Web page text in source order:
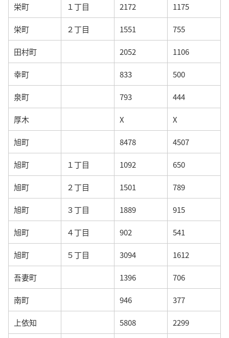
栄町 １丁目 2172 1175
栄町 ２丁目 1551 755
田村町 2052 1106
幸町 833 500
泉町 793 444
厚木 X X
旭町 8478 4507
旭町 １丁目 1092 650
旭町 ２丁目 1501 789
旭町 ３丁目 1889 915
旭町 ４丁目 902 541
旭町 ５丁目 3094 1612
吾妻町 1396 706
南町 946 377
上依知 5808 2299